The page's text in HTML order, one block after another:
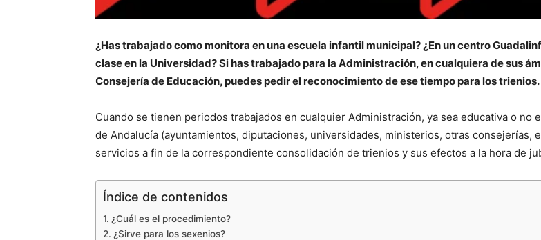
¿Has trabajado como monitora en una escuela infantil municipal? ¿En un centro
clase en la Universidad? Si has trabajado para la Administración, en cualquiera de sus
Consejería de Educación, puedes pedir el reconocimiento de ese tiempo para los trienios.
Cuando se tienen periodos trabajados en cualquier Administración, ya sea educativa o no
de Andalucía (ayuntamientos, diputaciones, universidades, ministerios, otras consejerías,
servicios a fin de la correspondiente consolidación de trienios y sus efectos a la hora de
Índice de contenidos
¿Cuál es el procedimiento?
¿Sirve para los sexenios?